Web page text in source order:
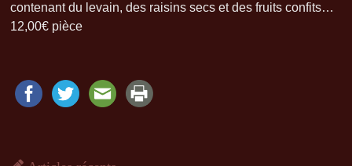
contenant du levain, des raisins secs et des fruits confits…
12,00€ pièce